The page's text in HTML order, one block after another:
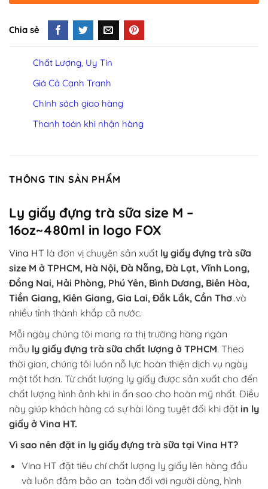
Chia sẻ
Chất Lượng, Uy Tín
Giá Cả Cạnh Tranh
Chính sách giao hàng
Thanh toán khi nhận hàng
THÔNG TIN SẢN PHẨM
Ly giấy đựng trà sữa size M –
16oz~480ml in logo FOX
Vina HT là đơn vị chuyên sản xuất ly giấy đựng trà sữa
size M ở TPHCM, Hà Nội, Đà Nẵng, Đà Lạt, Vĩnh Long,
Đồng Nai, Hải Phòng, Phú Yên, Bình Dương, Biên Hòa,
Tiền Giang, Kiên Giang, Gia Lai, Đắk Lắk, Cần Thơ..và
nhiều tỉnh thành khắp cả nước.
Mỗi ngày chúng tôi mang ra thị trường hàng ngàn
mẫu ly giấy đựng trà sữa chất lượng ở TPHCM. Theo
thời gian, chúng tôi luôn nỗ lực hoàn thiện dịch vụ ngày
một tốt hơn. Từ chất lượng ly giấy được sản xuất cho đến
chất lượng hình ảnh khi in ấn sao cho hoàn mỹ nhất. Điều
này giúp khách hàng có sự hài lòng tuyệt đối khi đặt in ly
giấy ở Vina HT.
Vì sao nên đặt in ly giấy đựng trà sữa tại Vina HT?
Vina HT đặt tiêu chí chất lượng ly giấy lên hàng đầu
và luôn đảm bảo an toàn đối với người dùng, hình